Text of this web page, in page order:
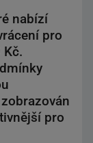
nabízí
pro
pro